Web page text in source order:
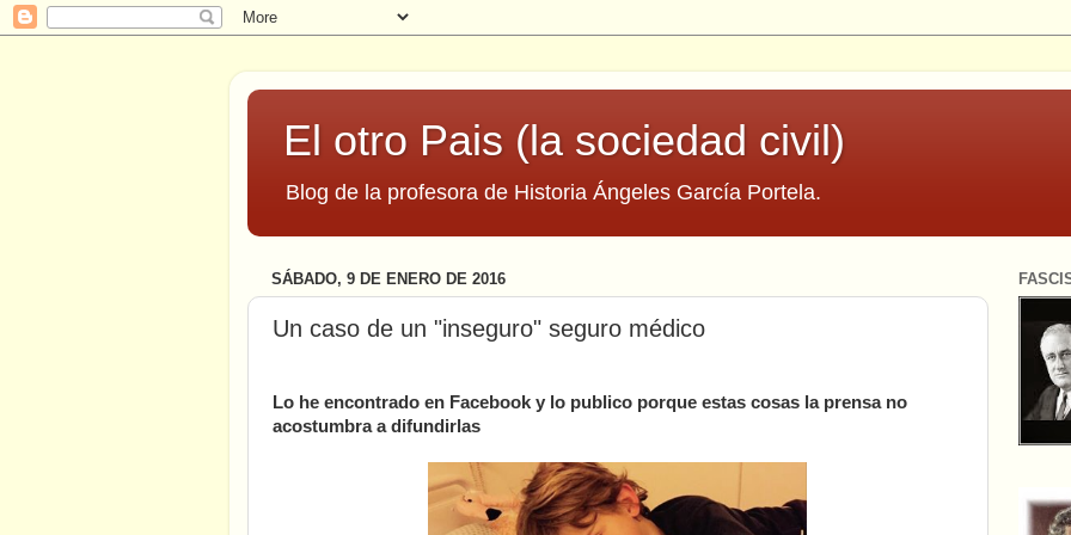
El otro Pais (la sociedad civil)
Blog de la profesora de Historia Ángeles García Portela.
SÁBADO, 9 DE ENERO DE 2016
Un caso de un "inseguro" seguro médico
Lo he encontrado en Facebook y lo publico porque estas cosas la prensa no
acostumbra a difundirlas